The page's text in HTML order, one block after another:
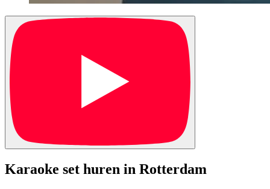
Karaoke set huren in Rotterdam